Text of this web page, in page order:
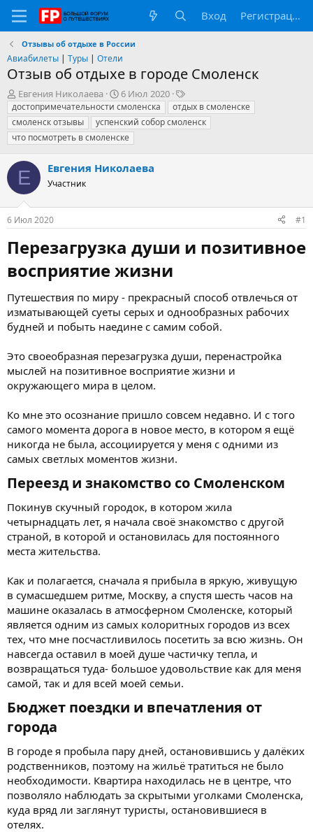
Вход Регистрация
Отзывы об отдыхе в России
Авиабилеты | Туры | Отели
Отзыв об отдыхе в городе Смоленск
А
в
т
о
р
е
м
ы
Евгения Николаева
Д
а
т
а
н
ч
а
6 Июл 2020
Т
е
г
и
достопримечательности смоленска
отдых в смоленске
смоленск отзывы
успенский собор смоленск
что посмотреть в смоленске
Е Евгения Николаева
Участник
6 Июл 2020 #1
Перезагрузка души и позитивное
восприятие жизни​
Путешествия по миру - прекрасный способ отвлечься от
изматывающей суеты серых и однообразных рабочих
будней и побыть наедине с самим собой.
Это своеобразная перезагрузка души, перенастройка
мыслей на позитивное восприятие жизни и
окружающего мира в целом.
Ко мне это осознание пришло совсем недавно. И с того
самого момента дорога в новое место, в котором я ещё
никогда не была, ассоциируется у меня с одними из
самых светлых моментов жизни.
Переезд и знакомство со Смоленском​
Покинув скучный городок, в котором жила
четырнадцать лет, я начала своё знакомство с другой
страной, в которой и остановилась для постоянного
места жительства.
Как и полагается, сначала я прибыла в яркую, живущую
в сумасшедшем ритме, Москву, а спустя шесть часов на
машине оказалась в атмосферном Смоленске, который
является одним из самых колоритных городов из всех
тех, что мне посчастливилось посетить за всю жизнь. Он
навсегда оставил в моей душе частичку тепла, и
возвращаться туда- большое удовольствие как для меня
самой, так и для всей моей семьи.
Бюджет поездки и впечатления от
города​
В городе я пробыла пару дней, остановившись у далёких
родственников, поэтому на жильё тратиться не было
необходимости. Квартира находилась не в центре, что
позволяло наблюдать за скрытыми уголками Смоленска,
куда вряд ли заглянут туристы, остановившиеся в
отелях.